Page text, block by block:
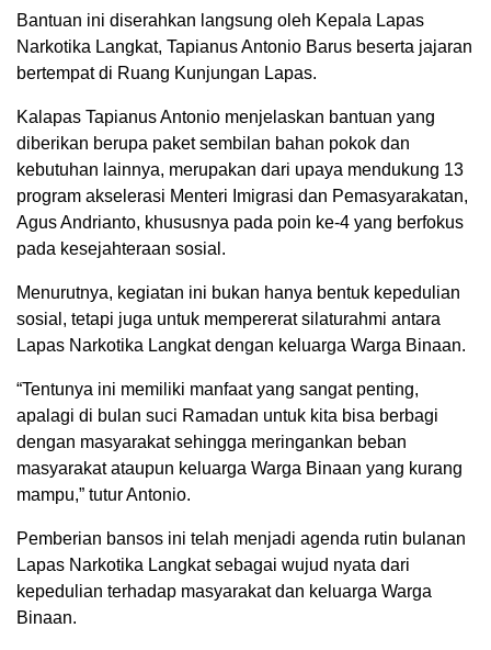
Bantuan ini diserahkan langsung oleh Kepala Lapas
Narkotika Langkat, Tapianus Antonio Barus beserta jajaran
bertempat di Ruang Kunjungan Lapas.
Kalapas Tapianus Antonio menjelaskan bantuan yang
diberikan berupa paket sembilan bahan pokok dan
kebutuhan lainnya, merupakan dari upaya mendukung 13
program akselerasi Menteri Imigrasi dan Pemasyarakatan,
Agus Andrianto, khususnya pada poin ke-4 yang berfokus
pada kesejahteraan sosial.
Menurutnya, kegiatan ini bukan hanya bentuk kepedulian
sosial, tetapi juga untuk mempererat silaturahmi antara
Lapas Narkotika Langkat dengan keluarga Warga Binaan.
“Tentunya ini memiliki manfaat yang sangat penting,
apalagi di bulan suci Ramadan untuk kita bisa berbagi
dengan masyarakat sehingga meringankan beban
masyarakat ataupun keluarga Warga Binaan yang kurang
mampu,” tutur Antonio.
Pemberian bansos ini telah menjadi agenda rutin bulanan
Lapas Narkotika Langkat sebagai wujud nyata dari
kepedulian terhadap masyarakat dan keluarga Warga
Binaan.